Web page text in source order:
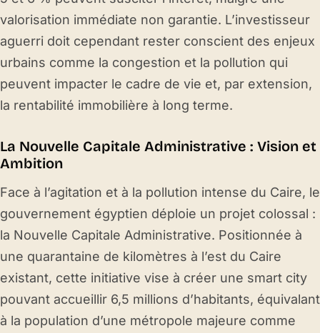
valorisation immédiate non garantie. L’investisseur
aguerri doit cependant rester conscient des enjeux
urbains comme la congestion et la pollution qui
peuvent impacter le cadre de vie et, par extension,
la rentabilité immobilière à long terme.
La Nouvelle Capitale Administrative : Vision et
Ambition
Face à l’agitation et à la pollution intense du Caire, le
gouvernement égyptien déploie un projet colossal :
la Nouvelle Capitale Administrative. Positionnée à
une quarantaine de kilomètres à l’est du Caire
existant, cette initiative vise à créer une smart city
pouvant accueillir 6,5 millions d’habitants, équivalant
à la population d’une métropole majeure comme